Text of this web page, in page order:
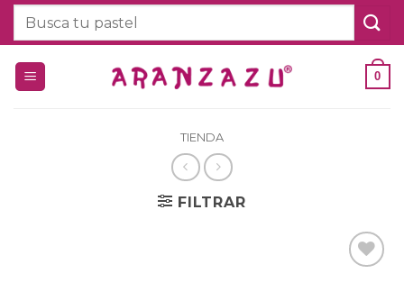
Saltar
Buscar
0
TIENDA
FILTRAR